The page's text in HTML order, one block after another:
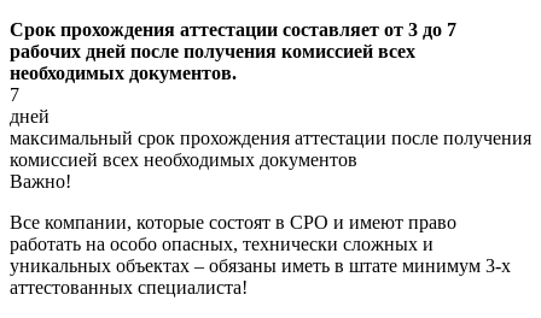
Срок прохождения аттестации составляет от 3 до 7
рабочих дней после получения комиссией всех
необходимых документов.
7
дней
максимальный срок прохождения аттестации после получения
комиссией всех необходимых документов
Важно!
Все компании, которые состоят в СРО и имеют право
работать на особо опасных, технически сложных и
уникальных объектах – обязаны иметь в штате минимум 3-х
аттестованных специалиста!